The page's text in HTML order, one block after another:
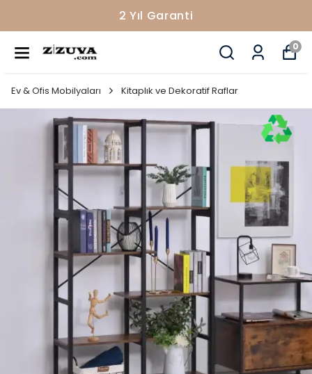
2 Yıl Garanti
0
Ev & Ofis Mobilyaları Kitaplık ve Dekoratif Raflar